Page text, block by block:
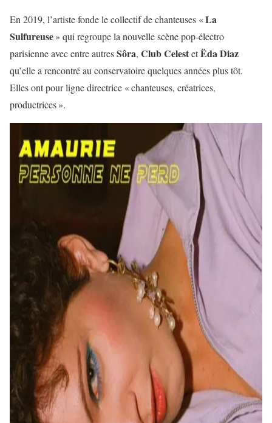
En 2019, l’artiste fonde le collectif de chanteuses «La
Sulfureuse» qui regroupe la nouvelle scène pop-électro
parisienne avec entre autresSôra, Club CelestetËda Diaz
qu’elle a rencontré au conservatoire quelques années plus tôt.
Elles ont pour ligne directrice « chanteuses, créatrices,
productrices ».